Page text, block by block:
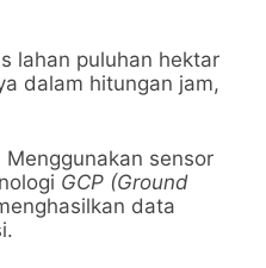
lahan puluhan hektar
dalam hitungan jam,
Menggunakan sensor
GCP (Ground
data